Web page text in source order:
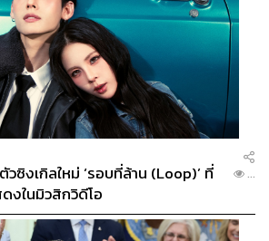
ก็ต้องลองทำดูนะครับ
รา พักตร์เพียงจันทร์
Toxic Thinking Pattern
toxic
วซิงเกิลใหม่ ‘รอบที่ล้าน (Loop)’ ที่
ดงในมิวสิกวิดีโอ
...